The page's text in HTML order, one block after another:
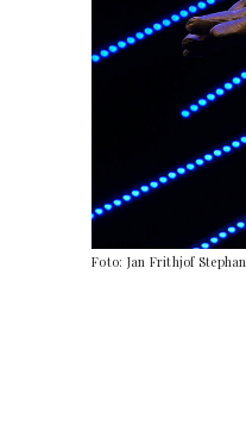
Foto: Jan Frithjof Stephan